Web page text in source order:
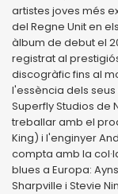
artistes joves més
del Regne Unit en
àlbum de debut el
registrat al
discogràfic fins al
l'essència dels
Superfly Studios de
treballar amb el
King) i l'enginyer
compta amb la
blues a Europa:
Sharpville i Stevie